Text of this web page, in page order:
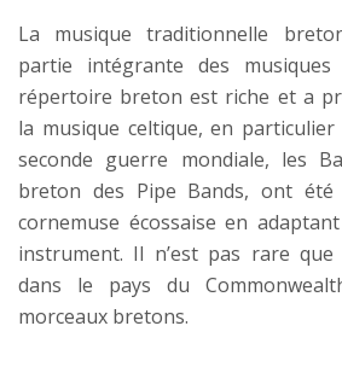
La musique traditionnelle
partie intégrante des musiques
répertoire breton est riche et a
la musique celtique, en particulier
seconde guerre mondiale, les
breton des Pipe Bands, ont
cornemuse écossaise en
instrument. Il n’est pas rare que
dans le pays du
morceaux bretons.